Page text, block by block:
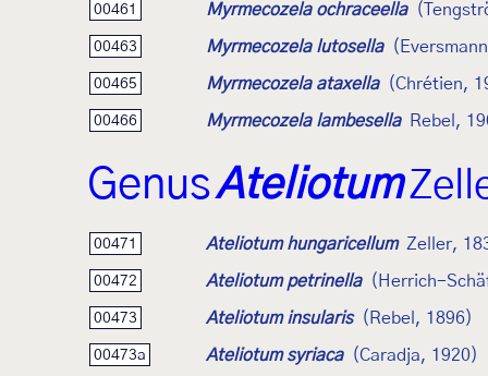
00461 Myrmecozela ochraceella
00463 Myrmecozela lutosella
00465 Myrmecozela ataxella (Chrétien,
00466 Myrmecozela lambesella Rebel,
GenusAteliotum
00471 Ateliotum hungaricellum Zeller,
00472 Ateliotum petrinella (Herrich-
00473 Ateliotum insularis (Rebel, 1896)
00473a Ateliotum syriaca (Caradja, 1920)